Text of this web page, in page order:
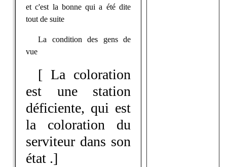
et c'est la bonne qui a été dite
tout de suite
La condition des gens de
vue
[ La coloration
est une station
déficiente, qui est
la coloration du
serviteur dans son
état .]